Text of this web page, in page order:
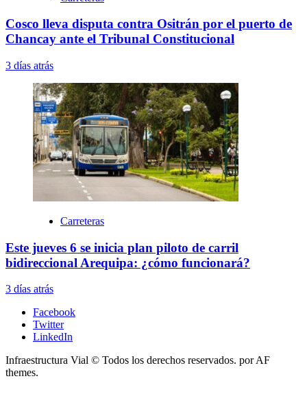
Cosco lleva disputa contra Ositrán por el puerto de
Chancay ante el Tribunal Constitucional
3 días atrás
Carreteras
Este jueves 6 se inicia plan piloto de carril
bidireccional Arequipa: ¿cómo funcionará?
3 días atrás
Facebook
Twitter
LinkedIn
Infraestructura Vial © Todos los derechos reservados. por AF
themes.